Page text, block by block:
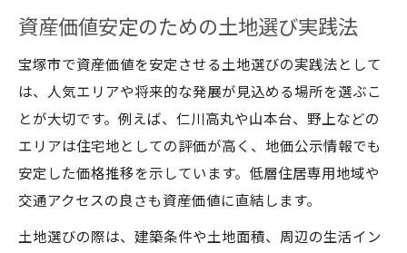
資産価値安定のための土地選び実践法
宝塚市で資産価値を安定させる土地選びの実践法として
は、人気エリアや将来的な発展が見込める場所を選ぶこ
とが大切です。例えば、仁川高丸や山本台、野上などの
エリアは住宅地としての評価が高く、地価公示情報でも
安定した価格推移を示しています。低層住居専用地域や
交通アクセスの良さも資産価値に直結します。
土地選びの際は、建築条件や土地面積、周辺の生活イン